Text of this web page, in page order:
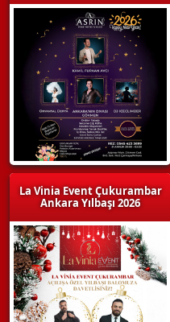
La Vinia Event Çukurambar
Ankara Yılbaşı 2026